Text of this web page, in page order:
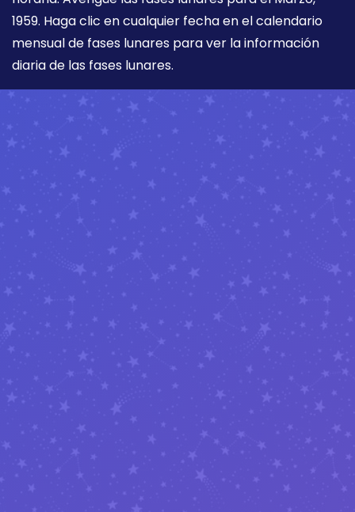
1959. Haga clic en cualquier fecha en el calendario
mensual de fases lunares para ver la información
diaria de las fases lunares.